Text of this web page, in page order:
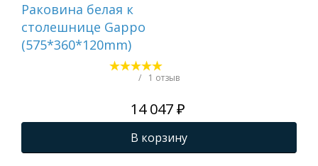
Раковина белая к
столешнице Gappo
(575*360*120mm)
/ 1 отзыв
14 047 ₽
В корзину